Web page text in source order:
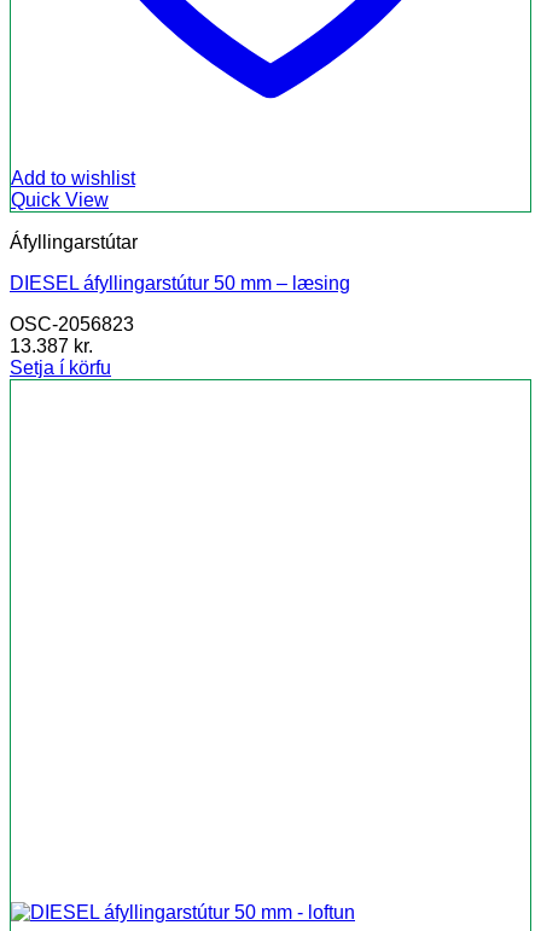
Add to wishlist
Quick View
Áfyllingarstútar
DIESEL áfyllingarstútur 50 mm – læsing
OSC-2056823
13.387 kr.
Setja í körfu